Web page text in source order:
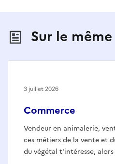
Sur le
Commerce
Vendeur en animalerie,
ces métiers de la vente et
du végétal t'intéresse,
3 juillet 2026